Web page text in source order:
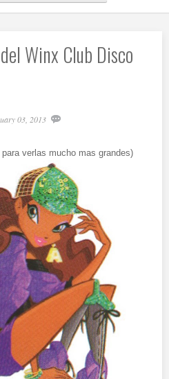
Winx Club Disco
03, 2013
verlas mucho mas grandes)